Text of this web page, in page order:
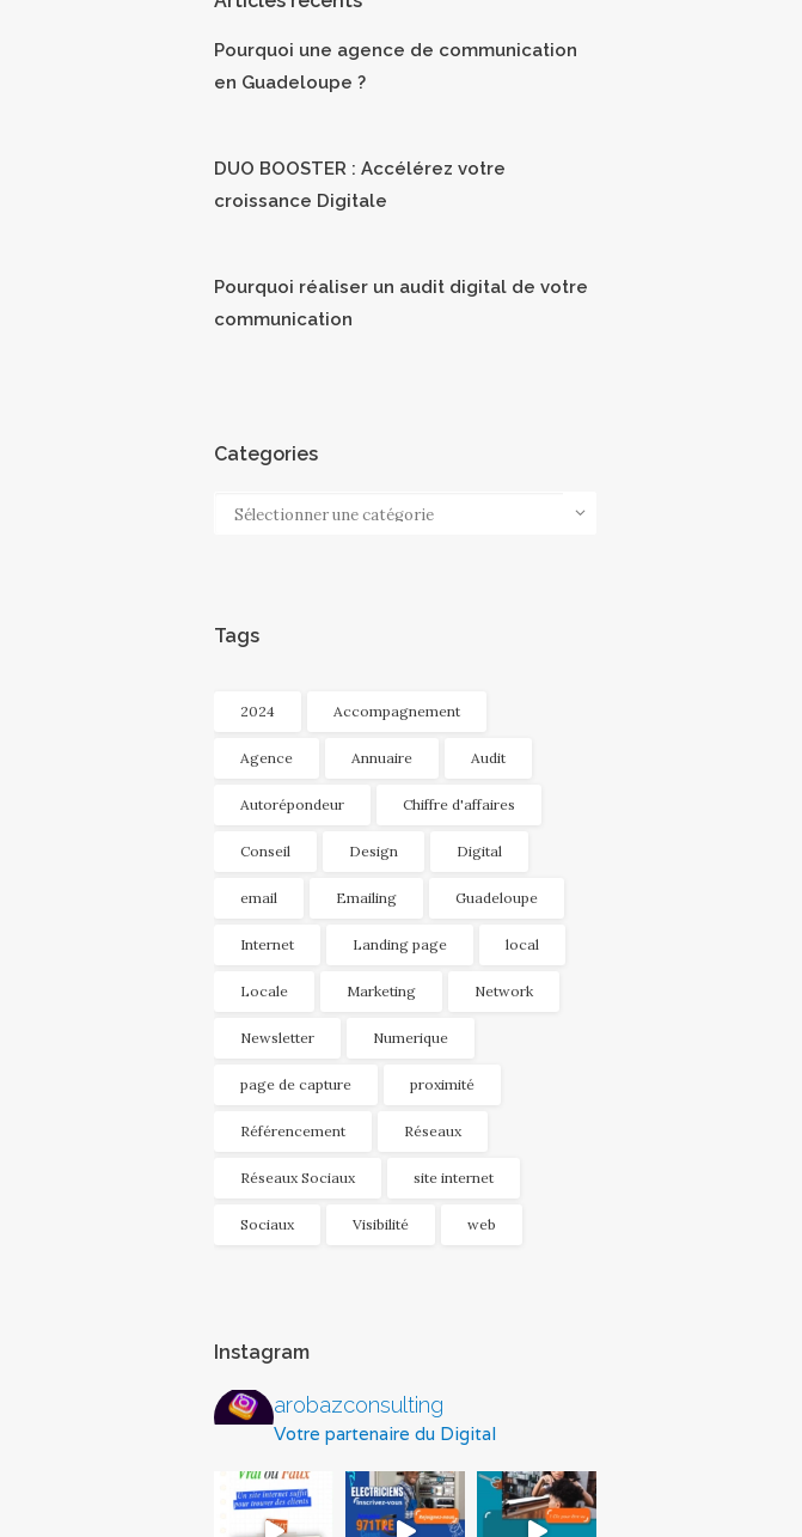
Pourquoi une agence de communication
en Guadeloupe ?
DUO BOOSTER : Accélérez votre
croissance Digitale
Pourquoi réaliser un audit digital de votre
communication
Categories
Categories
Tags
2024 Accompagnement
Agence Annuaire Audit
Autorépondeur Chiffre d'affaires
Conseil Design Digital
email Emailing Guadeloupe
Internet Landing page local
Locale Marketing Network
Newsletter Numerique
page de capture proximité
Référencement Réseaux
Réseaux Sociaux site internet
Sociaux Visibilité web
Instagram
arobazconsulting
Votre partenaire du Digital